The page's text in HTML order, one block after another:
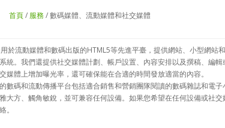
首頁/ 服務/ 數碼媒體、流動媒體和社交媒體
於流動媒體和數碼出版的HTML5等先進平臺，提供網站、小型網站
統。我們還提供社交媒體計劃、帳戶設置、內容安排以及撰稿、編
媒體上增加曝光率，還可確保能在合適的時間發放適當的內容。
數碼和流動傳播平台包括適合銷售和營銷團隊閱讀的數碼雜誌和電
大方、觸角敏銳，並可兼容任何設備。如果您希望在任何設備或社
。